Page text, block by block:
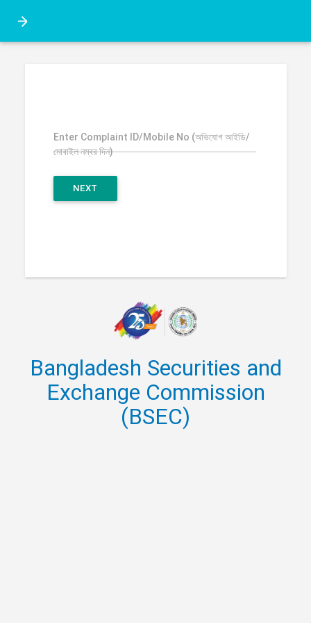
Enter Complaint ID/Mobile No (অভিযোগ আইডি/
মোবাইল নম্বর দিন)
NEXT
Bangladesh Securities and
Exchange Commission
(BSEC)